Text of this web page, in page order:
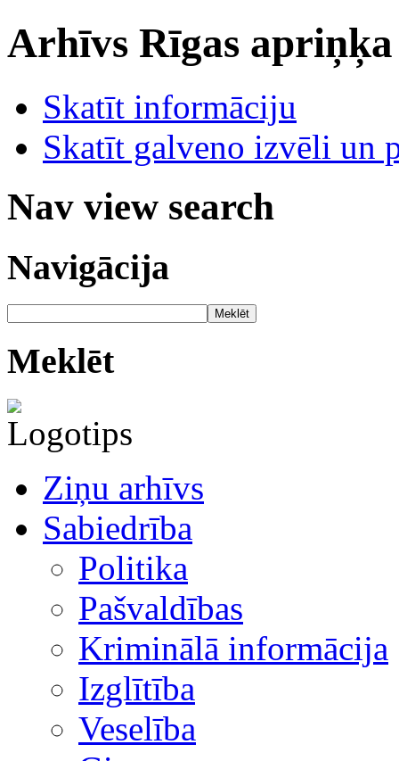
Arhīvs Rīgas
Skatīt informāciju
Skatīt galveno izvēli un
Nav view search
Navigācija
Meklēt
Meklēt
Ziņu arhīvs
Sabiedrība
Politika
Pašvaldības
Kriminālā informācija
Izglītība
Veselība